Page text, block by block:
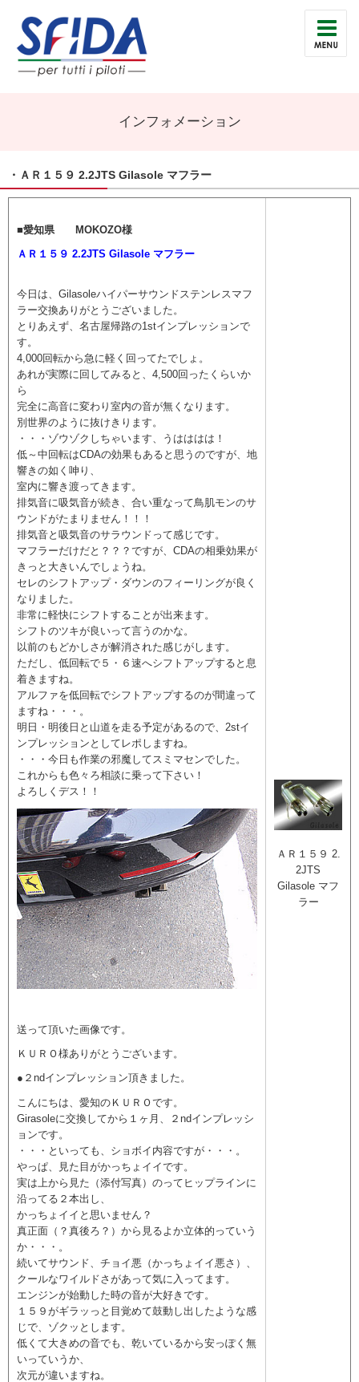
インフォメーション
・ＡＲ１５９ 2.2JTS Gilasole マフラー
■愛知県 MOKOZO様
ＡＲ１５９ 2.2JTS Gilasole マフラー
今日は、Gilasoleハイパーサウンドステンレスマフ
ラー交換ありがとうございました。
とりあえず、名古屋帰路の1stインプレッションで
す。
4,000回転から急に軽く回ってたでしょ。
あれが実際に回してみると、4,500回ったくらいか
ら
完全に高音に変わり室内の音が無くなります。
別世界のように抜けきります。
・・・ゾウゾクしちゃいます、うはははは！
低～中回転はCDAの効果もあると思うのですが、地
響きの如く呻り、
室内に響き渡ってきます。
排気音に吸気音が続き、合い重なって鳥肌モンのサ
ウンドがたまりません！！！
排気音と吸気音のサラウンドって感じです。
マフラーだけだと？？？ですが、CDAの相乗効果が
きっと大きいんでしょうね。
セレのシフトアップ・ダウンのフィーリングが良く
なりました。
非常に軽快にシフトすることが出来ます。
シフトのツキが良いって言うのかな。
以前のもどかしさが解消された感じがします。
ただし、低回転で５・６速へシフトアップすると息
着きますね。
アルファを低回転でシフトアップするのが間違って
ますね・・・。
明日・明後日と山道を走る予定があるので、2stイ
ンプレッションとしてレポしますね。
・・・今日も作業の邪魔してスミマセンでした。
これからも色々ろ相談に乗って下さい！
よろしくデス！！
送って頂いた画像です。
ＫＵＲＯ様ありがとうございます。
●２ndインプレッション頂きました。
こんにちは、愛知のＫＵＲＯです。
Girasoleに交換してから１ヶ月、２ndインプレッシ
ョンです。
・・・といっても、ショボイ内容ですが・・・。
やっぱ、見た目がかっちょイイです。
実は上から見た（添付写真）のってヒップラインに
沿ってる２本出し、
かっちょイイと思いません？
真正面（？真後ろ？）から見るよか立体的っていう
か・・・。
続いてサウンド、チョイ悪（かっちょイイ悪さ）、
クールなワイルドさがあって気に入ってます。
エンジンが始動した時の音が大好きです。
１５９がギラッっと目覚めて鼓動し出したような感
じで、ゾクッとします。
低くて大きめの音でも、乾いているから安っぽく無
いっていうか、
次元が違いますね。
ＡＲ１５９ 2.
2JTS
Gilasole マフ
ラー